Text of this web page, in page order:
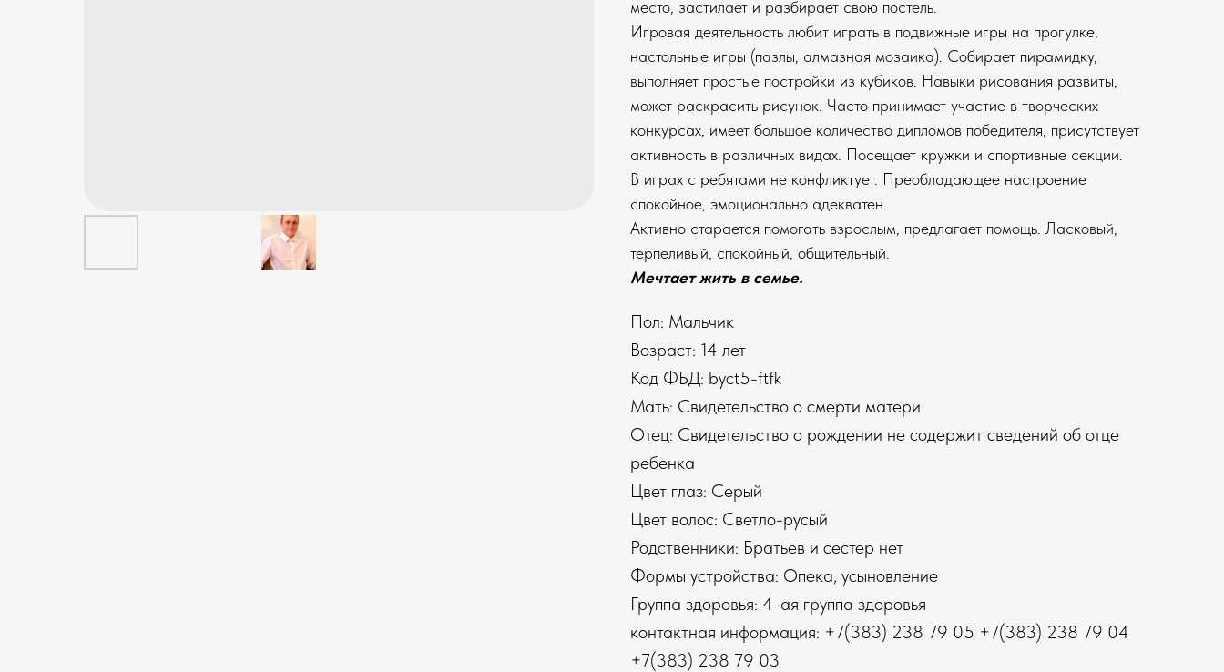
место, застилает и разбирает свою постель.
Игровая деятельность любит играть в подвижные игры на прогулке,
настольные игры (пазлы, алмазная мозаика). Собирает пирамидку,
выполняет простые постройки из кубиков. Навыки рисования развиты,
может раскрасить рисунок. Часто принимает участие в творческих
конкурсах, имеет большое количество дипломов победителя, присутствует
активность в различных видах. Посещает кружки и спортивные секции.
В играх с ребятами не конфликтует. Преобладающее настроение
спокойное, эмоционально адекватен.
Активно старается помогать взрослым, предлагает помощь. Ласковый,
терпеливый, спокойный, общительный.
Мечтает жить в семье.
Пол: Мальчик
Возраст: 14 лет
Код ФБД: byct5-ftfk
Мать: Свидетельство о смерти матери
Отец: Свидетельство о рождении не содержит сведений об отце
ребенка
Цвет глаз: Серый
Цвет волос: Светло-русый
Родственники: Братьев и сестер нет
Формы устройства: Опека, усыновление
Группа здоровья: 4-ая группа здоровья
контактная информация: +7(383) 238 79 05 +7(383) 238 79 04
+7(383) 238 79 03